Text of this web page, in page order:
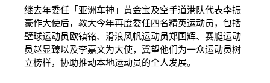
继去年委任「亚洲车神」黄金宝及空手道港队代表李振
豪作大使后，教大今年再度委任四名精英运动员，包括
壁球运动员欧镇铭、滑浪风帆运动员郑国辉、赛艇运动
员赵显臻以及李嘉文为大使，冀望他们为一众运动员树
立榜样，协助推动本地运动员的全人发展。